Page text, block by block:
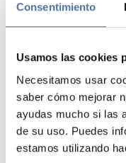
Consentimiento
Usamos las cookies
Necesitamos usar
saber cómo mejorar
ayudas mucho si las
de su uso. Puedes
estamos utilizando
PARAGUAS
Paraguas extensible